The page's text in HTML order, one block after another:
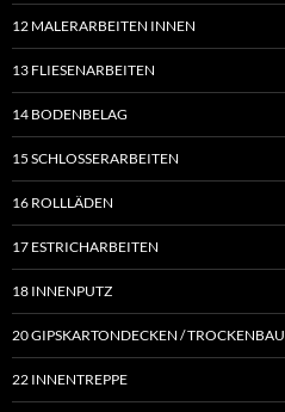
12 MALERARBEITEN INNEN
13 FLIESENARBEITEN
14 BODENBELAG
15 SCHLOSSERARBEITEN
16 ROLLLÄDEN
17 ESTRICHARBEITEN
18 INNENPUTZ
20 GIPSKARTONDECKEN / TROCKENBAU
22 INNENTREPPE